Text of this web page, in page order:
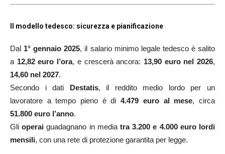
Il modello tedesco: sicurezza e pianificazione
Dal 1° gennaio 2025, il salario minimo legale tedesco è salito
a 12,82 euro l’ora, e crescerà ancora: 13,90 euro nel 2026,
14,60 nel 2027.
Secondo i dati Destatis, il reddito medio lordo per un
lavoratore a tempo pieno è di4.479 euro al mese, circa
51.800 euro l’anno.
Glioperai guadagnano in mediatra 3.200 e 4.000 euro lordi
mensili, con una rete di protezione garantita per legge.